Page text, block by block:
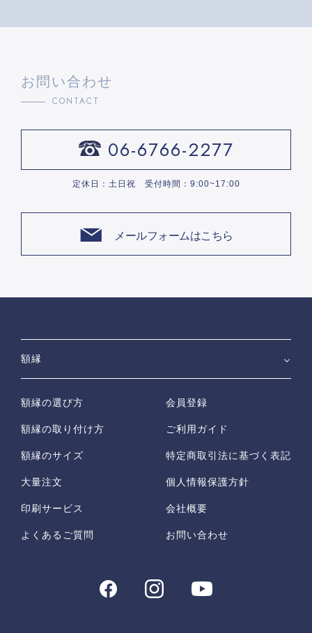
お問い合わせ
CONTACT
06-6766-2277
定休日：土日祝 受付時間：9:00~17:00
メールフォームはこちら
額縁
額縁の選び方
額縁の取り付け方
額縁のサイズ
大量注文
印刷サービス
よくあるご質問
会員登録
ご利用ガイド
特定商取引法に基づく表記
個人情報保護方針
会社概要
お問い合わせ